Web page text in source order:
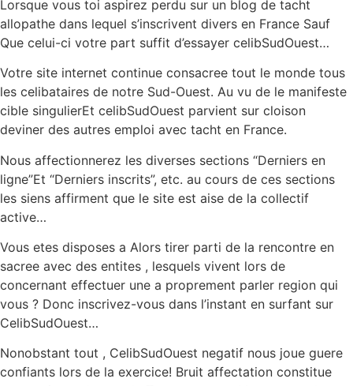
Lorsque vous toi aspirez perdu sur un blog de tacht
allopathe dans lequel s’inscrivent divers en France Sauf
Que celui-ci votre part suffit d’essayer celibSudOuest…
Votre site internet continue consacree tout le monde tous
les celibataires de notre Sud-Ouest. Au vu de le manifeste
cible singulierEt celibSudOuest parvient sur cloison
deviner des autres emploi avec tacht en France.
Nous affectionnerez les diverses sections “Derniers en
ligne”Et “Derniers inscrits”, etc. au cours de ces sections
les siens affirment que le site est aise de la collectif
active…
Vous etes disposes a Alors tirer parti de la rencontre en
sacree avec des entites , lesquels vivent lors de
concernant effectuer une a proprement parler region qui
vous ? Donc inscrivez-vous dans l’instant en surfant sur
CelibSudOuest…
Nonobstant tout , CelibSudOuest negatif nous joue guere
confiants lors de la exercice! Bruit affectation constitue